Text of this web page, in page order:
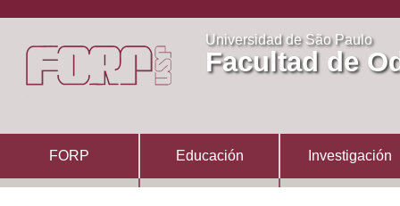
Universidad de São Paulo
Facultad de
FORP Educación Investigación